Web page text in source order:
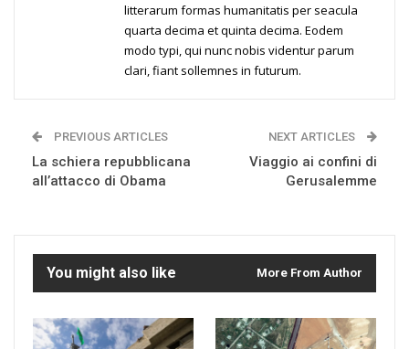
litterarum formas humanitatis per seacula
quarta decima et quinta decima. Eodem
modo typi, qui nunc nobis videntur parum
clari, fiant sollemnes in futurum.
PREVIOUS ARTICLES
La schiera repubblicana
all’attacco di Obama
NEXT ARTICLES
Viaggio ai confini di
Gerusalemme
You might also like More From Author